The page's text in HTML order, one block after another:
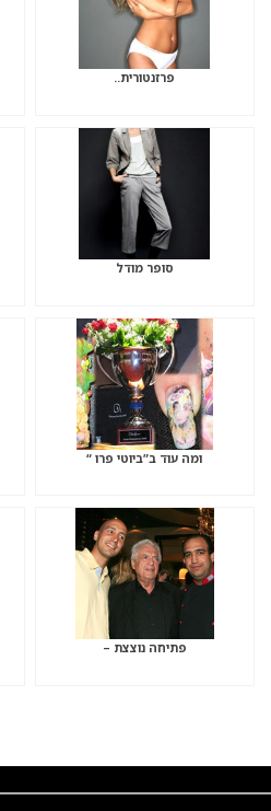
פרזנטורית..
סופר מודל
ומה עוד ב”ביוטי פרו “
פתיחה נוצצת –